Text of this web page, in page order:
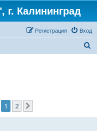
Калининград
Вход
Регистрация
1 2